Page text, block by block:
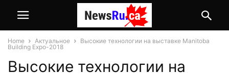
Home Актуальное
Высокие технологии на выставке Manitoba
Building Expo-2018
Высокие технологии на